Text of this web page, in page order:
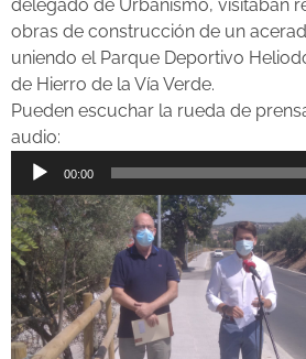
delegado de Urbanismo, visitaban
obras de construcción de un
uniendo el Parque Deportivo
de Hierro de la Vía Verde.
Pueden escuchar la rueda de
audio:
Reproductor
audio
00:00